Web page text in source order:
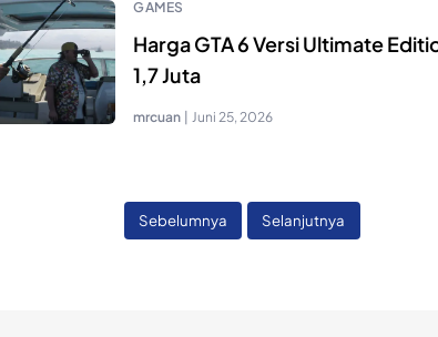
GAMES
Harga GTA 6 Versi Ultimate
1,7 Juta
mrcuan | Juni 25, 2026
Sebelumnya Selanjutnya